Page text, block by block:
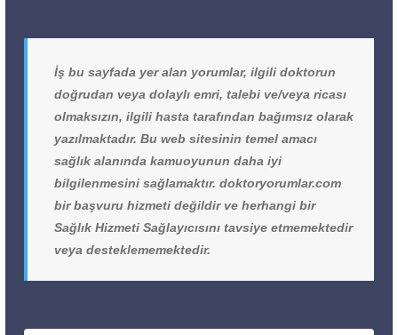
İş bu sayfada yer alan yorumlar, ilgili doktorun
doğrudan veya dolaylı emri, talebi ve/veya ricası
olmaksızın, ilgili hasta tarafından bağımsız olarak
yazılmaktadır. Bu web sitesinin temel amacı
sağlık alanında kamuoyunun daha iyi
bilgilenmesini sağlamaktır. doktoryorumlar.com
bir başvuru hizmeti değildir ve herhangi bir
Sağlık Hizmeti Sağlayıcısını tavsiye etmemektedir
veya desteklememektedir.